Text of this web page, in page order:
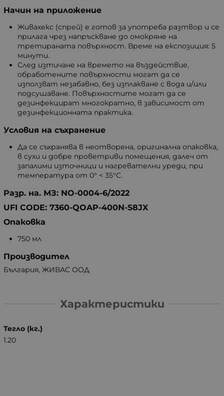
Начин на приложение
Живахекс (спрей) е готов за употреба разтвор и се
прилага чрез напръскване до омокряне на
третираната повърхност. Време на експозиция: 5
минути.
След изтичане на времето на въздействие,
обработените повърхности могат да се
използват незабавно, без изплакване с вода и/или
подсушаване. Повърхностите могат да се
дезинфекцират многократно, в зависимост от
дезинфекционната практика.
Условия на съхранение
Да се съхранява в неотворена, оригинална опаковка,
в сухи и добре проветриви помещения, далеч от
запалими източници и нагревателни уреди, при
температура от 0° < 35°C.
Разр. на. МЗ: NO-0004-6/2022
UFI CODE: 7360-QOAP-400N-S8JX
Опаковка
750 мл
Производител
България, ЖИВАС ООД
Характеристики
Тегло (кг.)
1.20